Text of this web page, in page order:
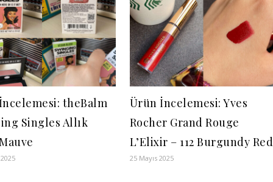
theBalm
Singles Allık
Ürün İncelemesi: Yves
Rocher Grand Rouge
L’Elixir – 112 Burgundy
25 Mayıs 2025